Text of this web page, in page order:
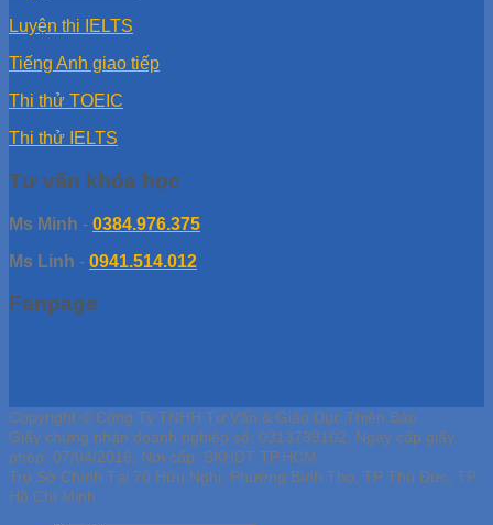
Luyện thi IELTS
Tiếng Anh giao tiếp
Thi thử TOEIC
Thi thử IELTS
Tư vấn khóa học
Ms Minh - 0384.976.375
Ms Linh - 0941.514.012
Fanpage
Copyright © Công Ty TNHH Tư Vấn & Giáo Dục Thiên Bảo
Giấy chứng nhận doanh nghiệp số: 0313739102, Ngày cấp giấy
phép: 07/04/2016, Nơi cấp: SKHDT TP.HCM
Trụ Sở Chính Tại 70 Hữu Nghị, Phường Bình Thọ, TP Thủ Đức, TP
Hồ Chí Minh